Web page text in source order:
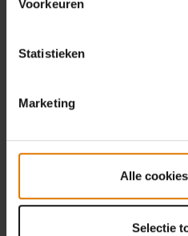
Voorkeuren
Statistieken
Marketing
Alle
Selectie